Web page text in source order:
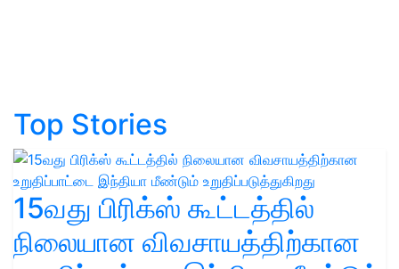
Top Stories
15வது பிரிக்ஸ் கூட்டத்தில்
நிலையான விவசாயத்திற்கான